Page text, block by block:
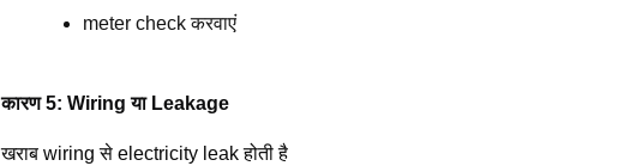
meter check करवाएं
कारण 5: Wiring या Leakage
खराब wiring से electricity leak होती है